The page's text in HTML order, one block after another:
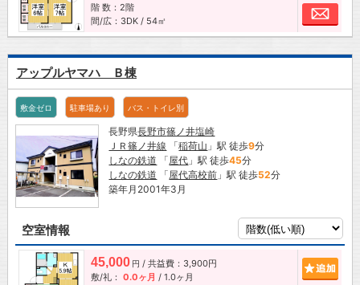
階 数：2階
間/広：3DK / 54㎡
お
アップルヤマハ Ｂ棟
敷金ゼロ 駐車場あり バス・トイレ別
長野県長野市篠ノ井塩崎
ＪＲ篠ノ井線 「稲荷山 」駅 徒歩9分
しなの鉄道 「屋代 」駅 徒歩45分
しなの鉄道 「屋代高校前 」駅 徒歩52分
築年月2001年3月
空室情報
45,000 円 / 共益費：3,900円
敷/礼： 0.0ヶ月 / 1.0ヶ月